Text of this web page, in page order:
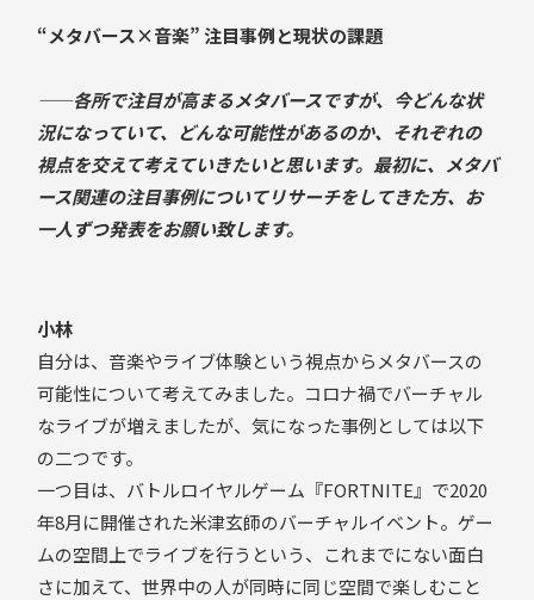
“メタバース×音楽” 注目事例と現状の課題
——各所で注目が高まるメタバースですが、今どんな状
況になっていて、どんな可能性があるのか、それぞれの
視点を交えて考えていきたいと思います。最初に、メタバ
ース関連の注目事例についてリサーチをしてきた方、お
一人ずつ発表をお願い致します。
小林
自分は、音楽やライブ体験という視点からメタバースの
可能性について考えてみました。コロナ禍でバーチャル
なライブが増えましたが、気になった事例としては以下
の二つです。
一つ目は、バトルロイヤルゲーム『FORTNITE』で2020
年8月に開催された米津玄師のバーチャルイベント。ゲー
ムの空間上でライブを行うという、これまでにない面白
さに加えて、世界中の人が同時に同じ空間で楽しむこと